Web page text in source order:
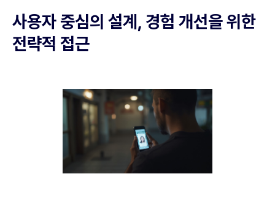
사용자 중심의 설계, 경험 개선을 위한
전략적 접근